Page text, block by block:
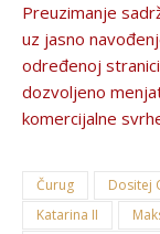
Copy
Link
Preuzimanje
uz jasno
određenoj
dozvolјeno
komercijalne
Čurug Dositej
Katarina II